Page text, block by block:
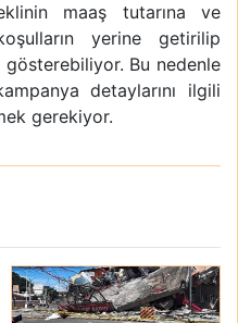
maaş tutarına ve
yerine getirilip
Bu nedenle
detaylarını ilgili
gerekiyor.